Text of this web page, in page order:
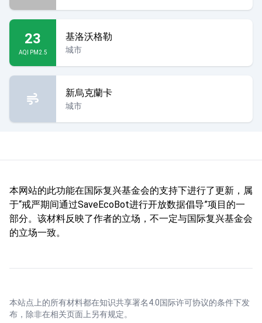
23
AQI PM2.5
基洛沃格勒
城市
新烏克蘭卡
城市
本网站的此功能在国际复兴基金会的支持下进行了更新，属
于“戒严期间通过SaveEcoBot进行开放数据倡导”项目的一
部分。该材料反映了作者的立场，不一定与国际复兴基金会
的立场一致。
本站点上的所有材料都在知识共享署名4.0国际许可协议的条件下发
布，除非在相关页面上另有规定。